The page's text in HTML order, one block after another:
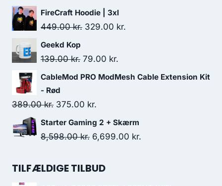
price
was:
price
is:
FireCraft Hoodie | 3xl
449.00kr. Original
was:
329.00 kr.
Geekd Kop
139.00kr. Original
price
139.00 kr..
79.00 kr.
price
CableMod PRO ModMesh Cable Extension Kit
- Rød
389.00kr. Original
price
was:
375.00 kr.
price
is:
Starter Gaming 2 + Skærm
8,598.00kr. Original
was:
6,699.00 kr.
TILFÆLDIGE TILBUD